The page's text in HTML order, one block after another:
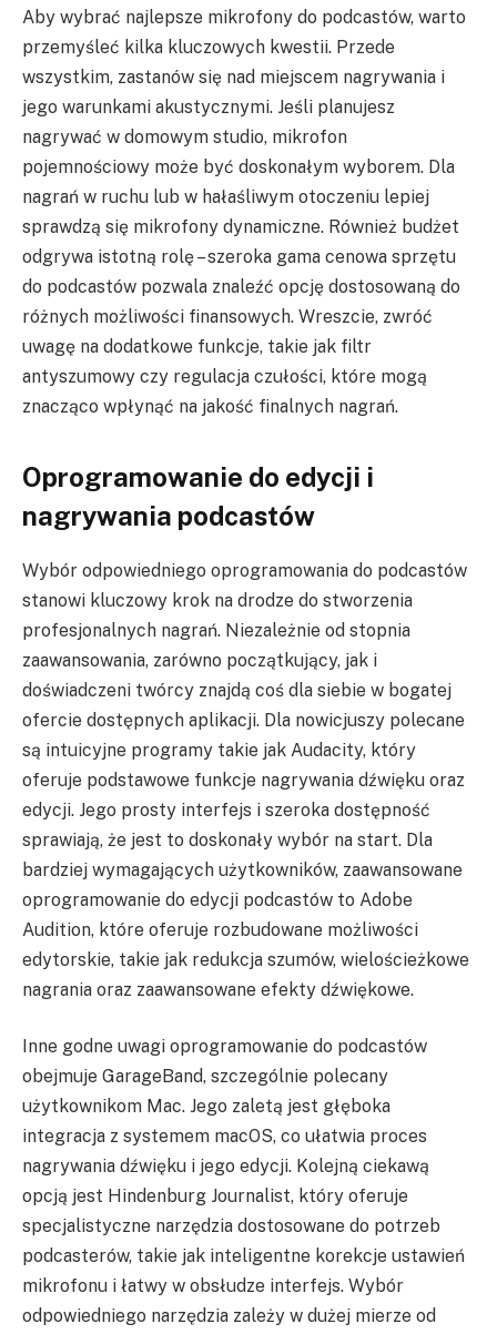
Aby wybrać najlepsze mikrofony do podcastów, warto
przemyśleć kilka kluczowych kwestii. Przede
wszystkim, zastanów się nad miejscem nagrywania i
jego warunkami akustycznymi. Jeśli planujesz
nagrywać w domowym studio, mikrofon
pojemnościowy może być doskonałym wyborem. Dla
nagrań w ruchu lub w hałaśliwym otoczeniu lepiej
sprawdzą się mikrofony dynamiczne. Również budżet
odgrywa istotną rolę – szeroka gama cenowa sprzętu
do podcastów pozwala znaleźć opcję dostosowaną do
różnych możliwości finansowych. Wreszcie, zwróć
uwagę na dodatkowe funkcje, takie jak filtr
antyszumowy czy regulacja czułości, które mogą
znacząco wpłynąć na jakość finalnych nagrań.
Oprogramowanie do edycji i
nagrywania podcastów
Wybór odpowiedniego oprogramowania do podcastów
stanowi kluczowy krok na drodze do stworzenia
profesjonalnych nagrań. Niezależnie od stopnia
zaawansowania, zarówno początkujący, jak i
doświadczeni twórcy znajdą coś dla siebie w bogatej
ofercie dostępnych aplikacji. Dla nowicjuszy polecane
są intuicyjne programy takie jak Audacity, który
oferuje podstawowe funkcje nagrywania dźwięku oraz
edycji. Jego prosty interfejs i szeroka dostępność
sprawiają, że jest to doskonały wybór na start. Dla
bardziej wymagających użytkowników, zaawansowane
oprogramowanie do edycji podcastów to Adobe
Audition, które oferuje rozbudowane możliwości
edytorskie, takie jak redukcja szumów, wielościeżkowe
nagrania oraz zaawansowane efekty dźwiękowe.
Inne godne uwagi oprogramowanie do podcastów
obejmuje GarageBand, szczególnie polecany
użytkownikom Mac. Jego zaletą jest głęboka
integracja z systemem macOS, co ułatwia proces
nagrywania dźwięku i jego edycji. Kolejną ciekawą
opcją jest Hindenburg Journalist, który oferuje
specjalistyczne narzędzia dostosowane do potrzeb
podcasterów, takie jak inteligentne korekcje ustawień
mikrofonu i łatwy w obsłudze interfejs. Wybór
odpowiedniego narzędzia zależy w dużej mierze od